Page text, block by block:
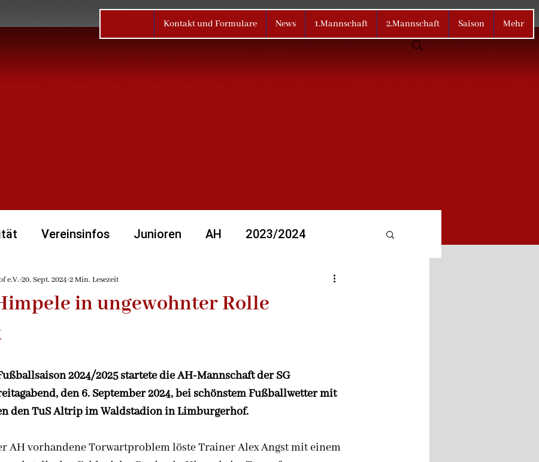
Kontakt und Formulare News 1.Mannschaft 2.Mannschaft Saison Mehr
Vereinsinfos Junioren AH 2023/2024
2026/2027
in ungewohnter Rolle
e.V. 20. Sept. 2024 2 Min. Lesezeit
2024/2025 startete die AH-Mannschaft der SG
den 6. September 2024, bei schönstem Fußballwetter mit
den TuS Altrip im Waldstadion in Limburgerhof.
AH vorhandene Torwartproblem löste Trainer Alex Angst mit einem